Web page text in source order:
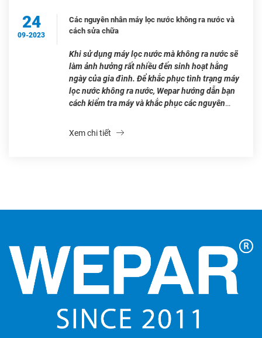
24
09-2023
Các nguyên nhân máy lọc nước không ra nước và
cách sửa chữa
Khi sử dụng máy lọc nước mà không ra nước sẽ
làm ảnh hưởng rất nhiều đến sinh hoạt hằng
ngày của gia đình. Để khắc phục tình trạng máy
lọc nước không ra nước, Wepar hướng dẫn bạn
cách kiểm tra máy và khắc phục các nguyên
Xem chi tiết